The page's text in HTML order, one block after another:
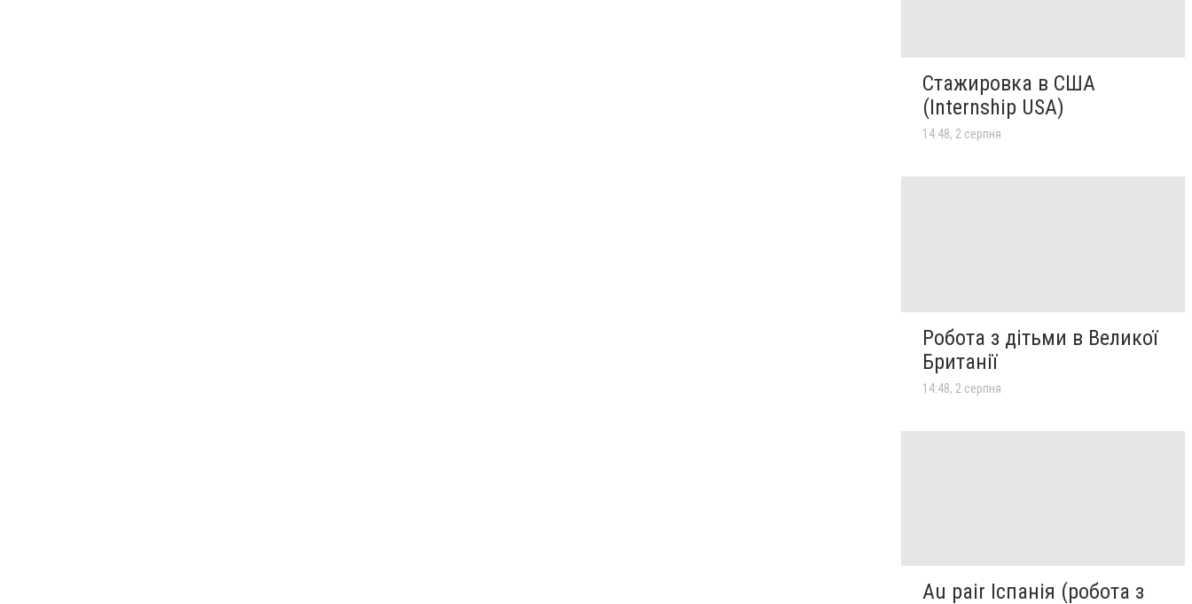
Стажировка в США
(Internship USA)
14:48, 2 серпня
Робота з дітьми в Великої
Британії
14:48, 2 серпня
Au pair Іспанія (робота з